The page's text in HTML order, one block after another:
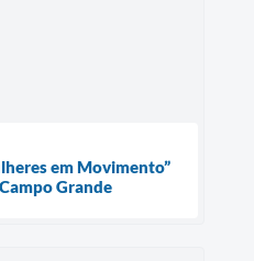
em Movimento”
Grande